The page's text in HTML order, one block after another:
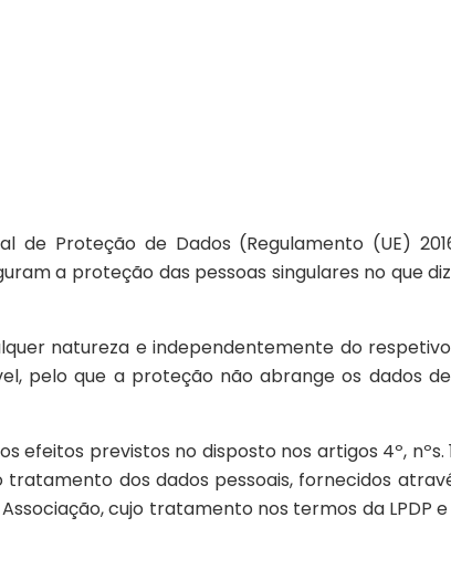
de Proteção de Dados (Regulamento (UE)
a proteção das pessoas singulares no que
natureza e independentemente do
pelo que a proteção não abrange os dados
previstos no disposto nos artigos 4º, nºs.
tratamento dos dados pessoais, fornecidos
cujo tratamento nos termos da LPDP e